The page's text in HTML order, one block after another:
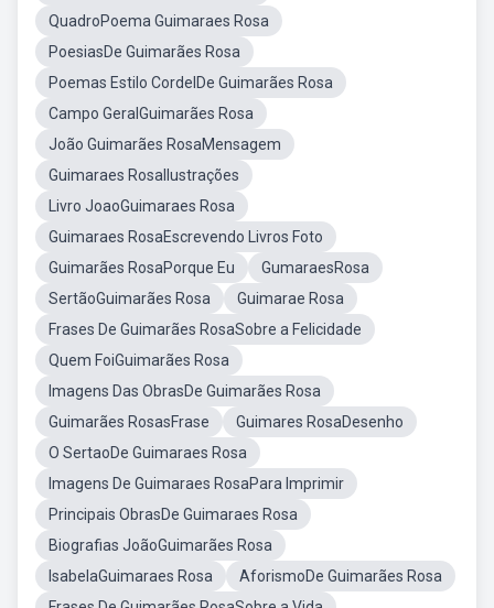
QuadroPoema Guimaraes Rosa
PoesiasDe Guimarães Rosa
Poemas Estilo CordelDe Guimarães Rosa
Campo GeralGuimarães Rosa
João Guimarães RosaMensagem
Guimaraes RosaIlustrações
Livro JoaoGuimaraes Rosa
Guimaraes RosaEscrevendo Livros Foto
Guimarães RosaPorque Eu
GumaraesRosa
SertãoGuimarães Rosa
Guimarae Rosa
Frases De Guimarães RosaSobre a Felicidade
Quem FoiGuimarães Rosa
Imagens Das ObrasDe Guimarães Rosa
Guimarães RosasFrase
Guimares RosaDesenho
O SertaoDe Guimaraes Rosa
Imagens De Guimaraes RosaPara Imprimir
Principais ObrasDe Guimaraes Rosa
Biografias JoãoGuimarães Rosa
IsabelaGuimaraes Rosa
AforismoDe Guimarães Rosa